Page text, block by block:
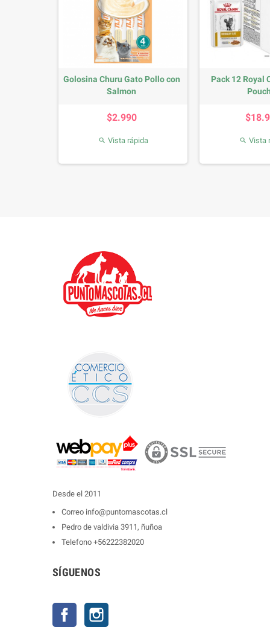
Golosina Churu Gato Pollo con
Salmon
$2.990
 Vista rápida
Pack 12 Royal
 Vista
Desde el 2011
Correo info@puntomascotas.cl
Pedro de valdivia 3911, ñuñoa
Telefono +56222382020
SÍGUENOS
Facebook